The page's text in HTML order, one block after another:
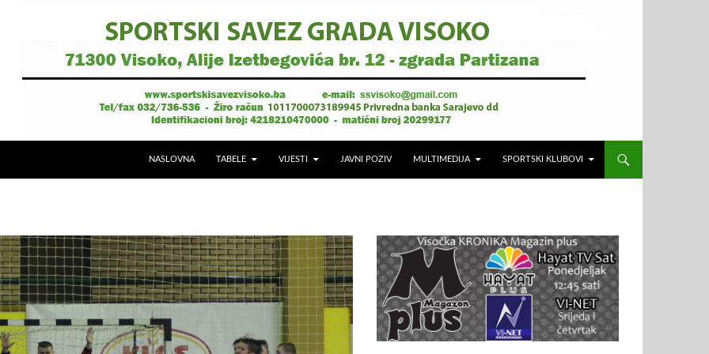
NASLOVNA TABELE VIJESTI JAVNI POZIV MULTIMEDIJA SPORTSKI KLUBOVI